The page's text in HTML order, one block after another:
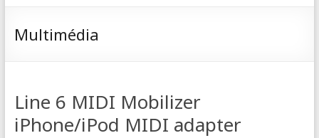
Multimédia
Line 6 MIDI Mobilizer
iPhone/iPod MIDI adapter